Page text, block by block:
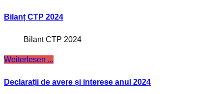
Bilanț CTP 2024
Bilant CTP 2024
Weiterlesen ...
Declarații de avere și interese anul 2024